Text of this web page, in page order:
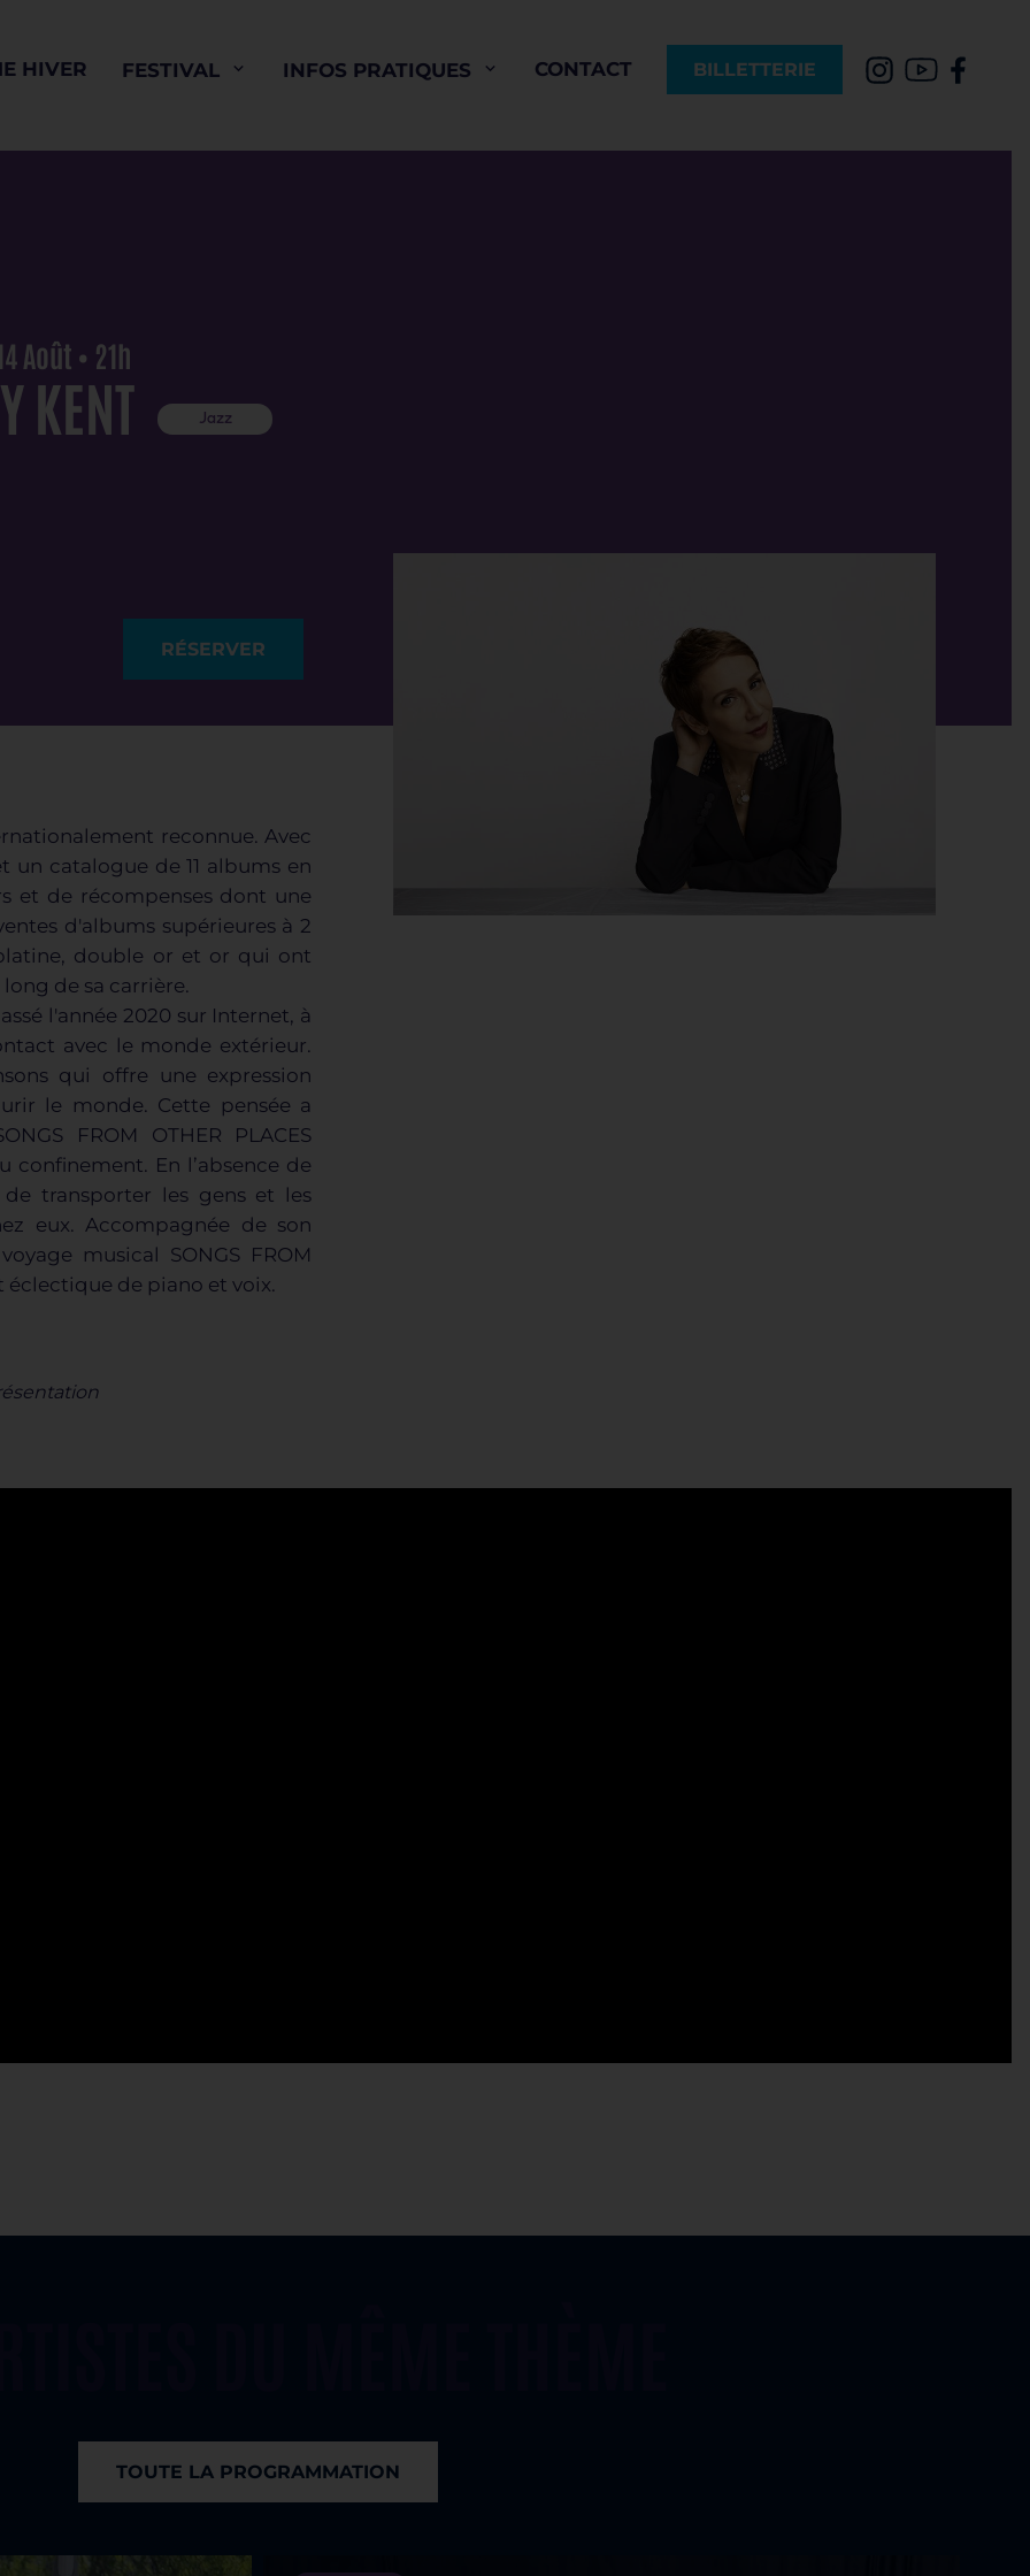
HIVER FESTIVAL INFOS PRATIQUES CONTACT BILLETTERIE
Août • 21h
KENT Jazz
RÉSERVER
reconnue. Avec
catalogue de 11 albums en
et de récompenses dont une
d'albums supérieures à 2
double or et or qui ont
de sa carrière.
l'année 2020 sur Internet, à
avec le monde extérieur.
qui offre une expression
le monde. Cette pensée a
FROM OTHER PLACES
En l’absence de
transporter les gens et les
eux. Accompagnée de son
musical SONGS FROM
éclectique de piano et voix.
TOUTE LA PROGRAMMATION